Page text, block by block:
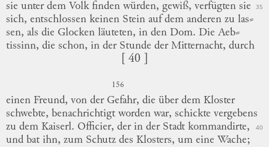
sie unter dem Volk finden würden, gewiß, verfügten sie
35
sich, entschlossen keinen Stein auf dem anderen zu las⸗
sen, als die Glocken läuteten, in den Dom. Die Aeb⸗
tissinn, die schon, in der Stunde der Mitternacht, durch
[ 40 ]
156
einen Freund, von der Gefahr, die über dem Kloster
schwebte, benachrichtigt worden war, schickte vergebens
40
zu dem Kaiserl. Officier, der in der Stadt kommandirte,
und bat ihn, zum Schutz des Klosters, um eine Wache;